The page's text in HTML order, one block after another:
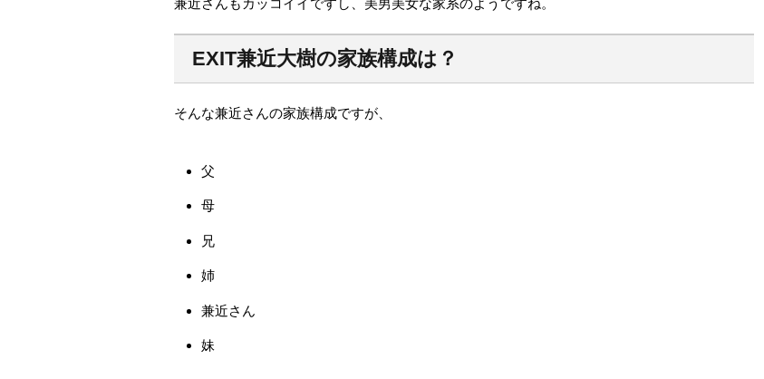
兼近さんもカッコイイですし、美男美女な家系のようですね。
EXIT兼近大樹の家族構成は？
そんな兼近さんの家族構成ですが、
父
母
兄
姉
兼近さん
妹